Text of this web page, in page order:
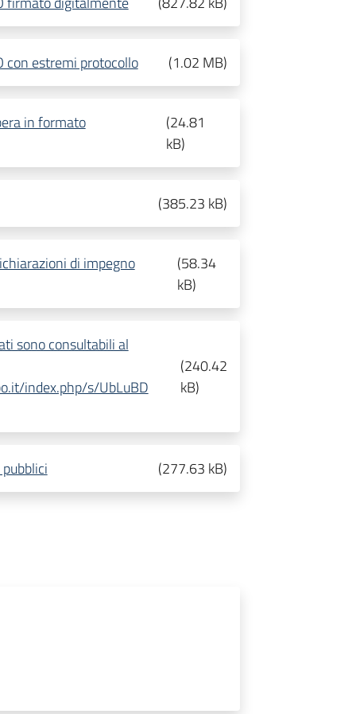
con estremi protocollo (1.02 MB)
in formato
(24.81
kB)
(385.23 kB)
di impegno
(58.34
kB)
sono consultabili al
index.php/s/UbLuBD
(240.42
kB)
(277.63 kB)